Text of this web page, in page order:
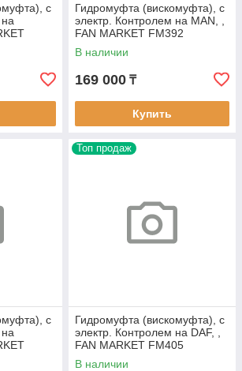
с
Гидромуфта (вискомуфта), с
электр. Контролем на MAN, ,
FAN MARKET FM392
В наличии
169 000 ₸
Купить
с
Топ продаж
Гидромуфта (вискомуфта), с
электр. Контролем на DAF, ,
FAN MARKET FM405
В наличии